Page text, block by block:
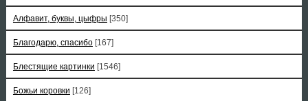
Алфавит, буквы, цыфры [350]
Благодарю, спасибо [167]
Блестящие картинки [1546]
Божьи коровки [126]